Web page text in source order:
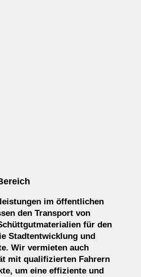
im öffentlichen
den Transport von
für den
Stadtentwicklung und
Wir vermieten auch
mit qualifizierten Fahrern
um eine effiziente und